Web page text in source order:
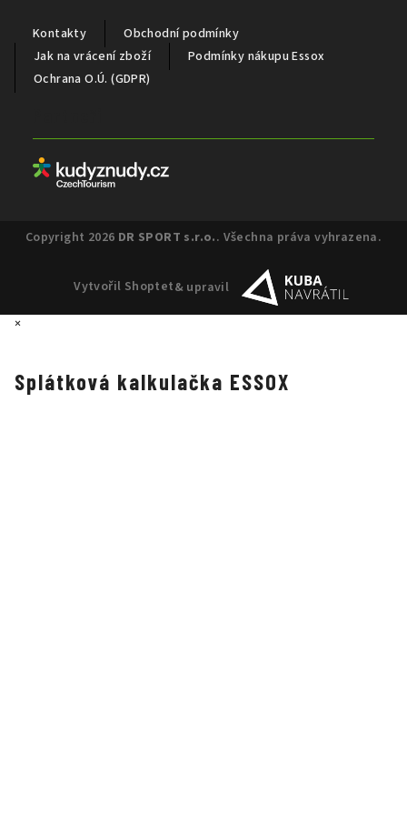
Kontakty
Obchodní podmínky
Jak na vrácení zboží
Podmínky nákupu Essox
Ochrana O.Ú. (GDPR)
Copyright 2026 DR SPORT s.r.o.. Všechna práva vyhrazena.
Vytvořil Shoptet& upravil
×
Splátková kalkulačka ESSOX